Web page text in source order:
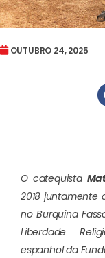
OUTUBRO 24, 2025
O catequista
2018 juntamente
no Burquina
Liberdade
espanhol da